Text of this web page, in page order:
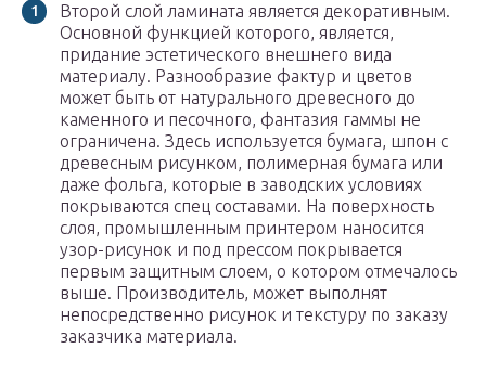
Второй слой ламината является декоративным.
Основной функцией которого, является,
придание эстетического внешнего вида
материалу. Разнообразие фактур и цветов
может быть от натурального древесного до
каменного и песочного, фантазия гаммы не
ограничена. Здесь используется бумага, шпон с
древесным рисунком, полимерная бумага или
даже фольга, которые в заводских условиях
покрываются спец составами. На поверхность
слоя, промышленным принтером наносится
узор-рисунок и под прессом покрывается
первым защитным слоем, о котором отмечалось
выше. Производитель, может выполнят
непосредственно рисунок и текстуру по заказу
заказчика материала.